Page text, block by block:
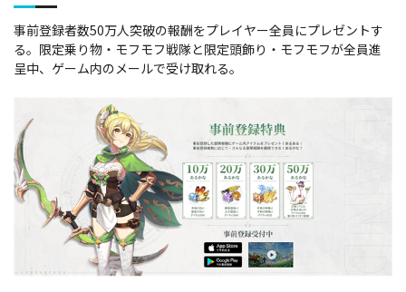
事前登録者数50万人突破の報酬をプレイヤー全員にプレゼントす
る。限定乗り物・モフモフ戦隊と限定頭飾り・モフモフが全員進
呈中、ゲーム内のメールで受け取れる。